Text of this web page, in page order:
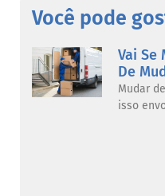
Você pode
Vai Se
De
Mudar
isso